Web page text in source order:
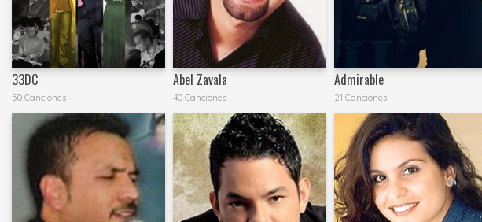
33DC
50 Canciones
Abel Zavala
40 Canciones
Admirable
21 Canciones